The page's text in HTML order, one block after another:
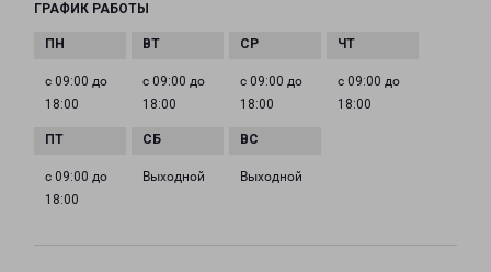
ГРАФИК РАБОТЫ
с 09:00 до
18:00
с 09:00 до
18:00
с 09:00 до
18:00
с 09:00 до
18:00
с 09:00 до
18:00
Выходной Выходной